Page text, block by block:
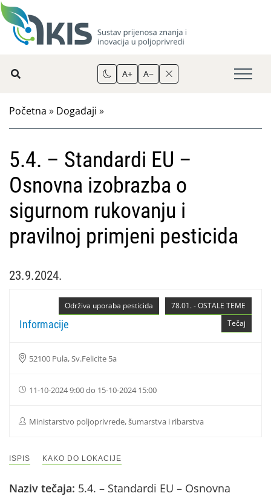
A+ A−
Početna » Događaji »
5.4. – Standardi EU –
Osnovna izobrazba o
sigurnom rukovanju i
pravilnoj primjeni pesticida
23.9.2024.
78.01. - OSTALE TEME
Održiva uporaba pesticida
Tečaj
Informacije
52100 Pula, Sv.Felicite 5a
11-10-2024 9:00 do 15-10-2024 15:00
Ministarstvo poljoprivrede, šumarstva i ribarstva
ISPIS KAKO DO LOKACIJE
Naziv tečaja: 5.4. – Standardi EU – Osnovna